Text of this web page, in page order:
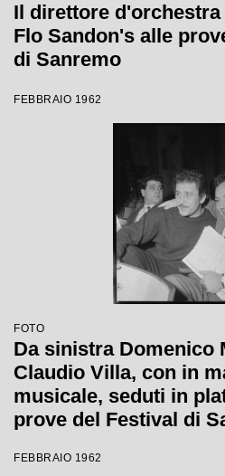
Il direttore
Flo Sandon's alle
di Sanremo
FEBBRAIO 1962
FOTO
Da sinistra Domenico
Claudio Villa, con in
musicale, seduti in
prove del Festival di
FEBBRAIO 1962